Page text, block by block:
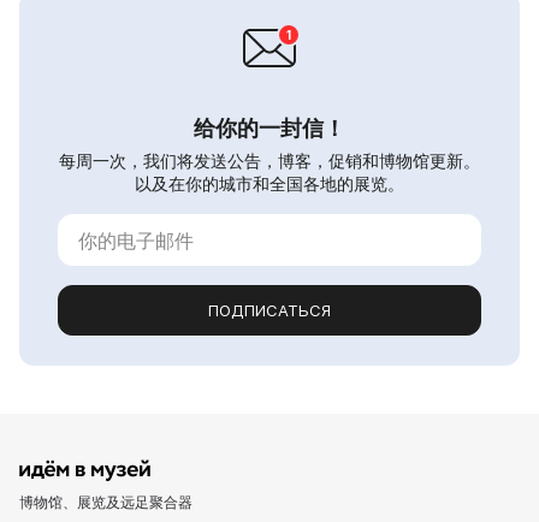
给你的一封信！
每周一次，我们将发送公告，博客，促销和博物馆更新。
以及在你的城市和全国各地的展览。
ПОДПИСАТЬСЯ
博物馆、展览及远足聚合器